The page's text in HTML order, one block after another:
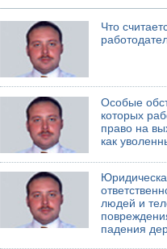
Что
Особые
которых
право на
как
людей и
падения